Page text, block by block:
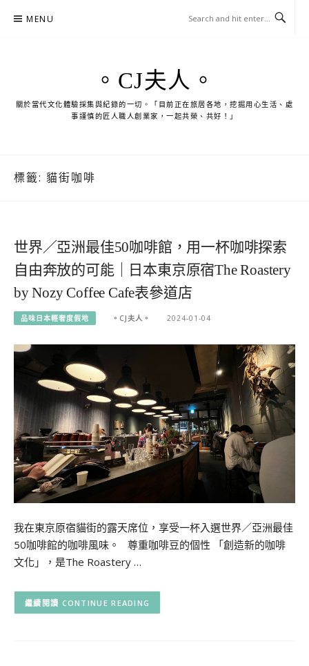
MENU
。CJ夫人。
關於當代文化體驗採集與紀錄的一切。「目前正在旅居各地，挖掘用心生活、處
事謹慎的匠人職人創業家，一起共榮、共好！」
標籤: 貓街咖啡
世界／亞洲最佳50咖啡館，用一杯咖啡探索
自由奔放的可能｜日本東京原宿The Roastery
by Nozy Coffee Cafe表參道店
品味日本輕奢度假地 。CJ夫人。 2024-01-04
我在東京原宿貓街的露天席位，享受一杯入選世界／亞洲最佳
50咖啡館的咖啡風味。 尊重咖啡豆的個性 「創造新的咖啡
文化」，是The Roastery …
CONTINUE READING